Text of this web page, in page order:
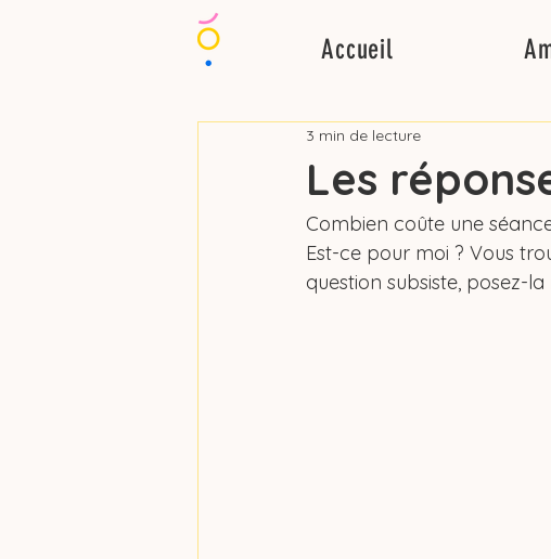
Accueil
Les
3 min de lecture
Combien coûte une
Est-ce pour moi ? Vous
question subsiste, posez-